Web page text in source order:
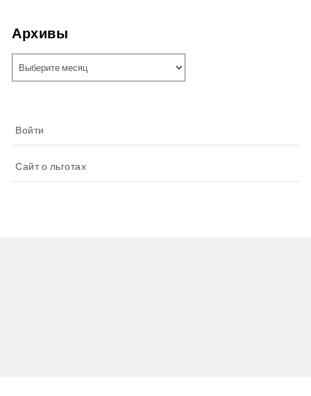
Архивы
Войти
Сайт о льготах